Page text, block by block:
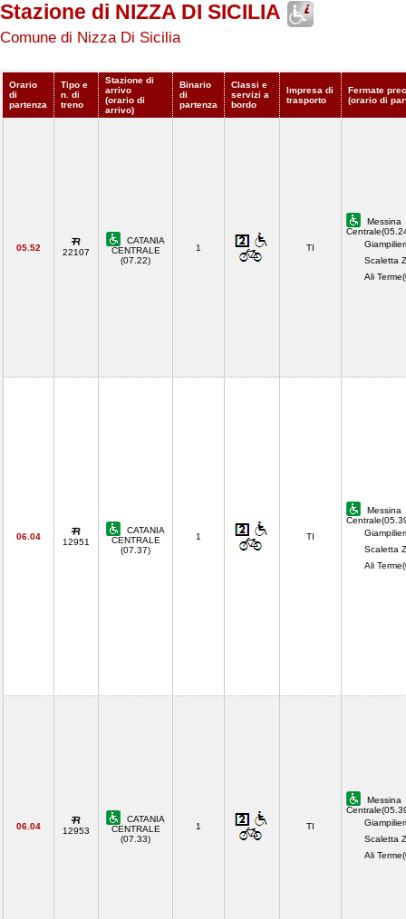
Stazione di NIZZA DI SICILIA
Comune di Nizza Di Sicilia
Orario
di
partenza
Tipo e
n. di
treno
Stazione di
arrivo
(orario di
arrivo)
Binario
di
partenza
Classi e
servizi a
bordo
Impresa di
trasporto
Fermate
(orario di
05.52 22107
CATANIA
CENTRALE
(07.22)
1 TI
Messina
Scaletta
Ali
06.04
12951
CATANIA
CENTRALE
(07.37)
1 TI
Messina
Scaletta
Ali
06.04 12953
CATANIA
CENTRALE
(07.33)
1 TI
Messina
Scaletta
Ali